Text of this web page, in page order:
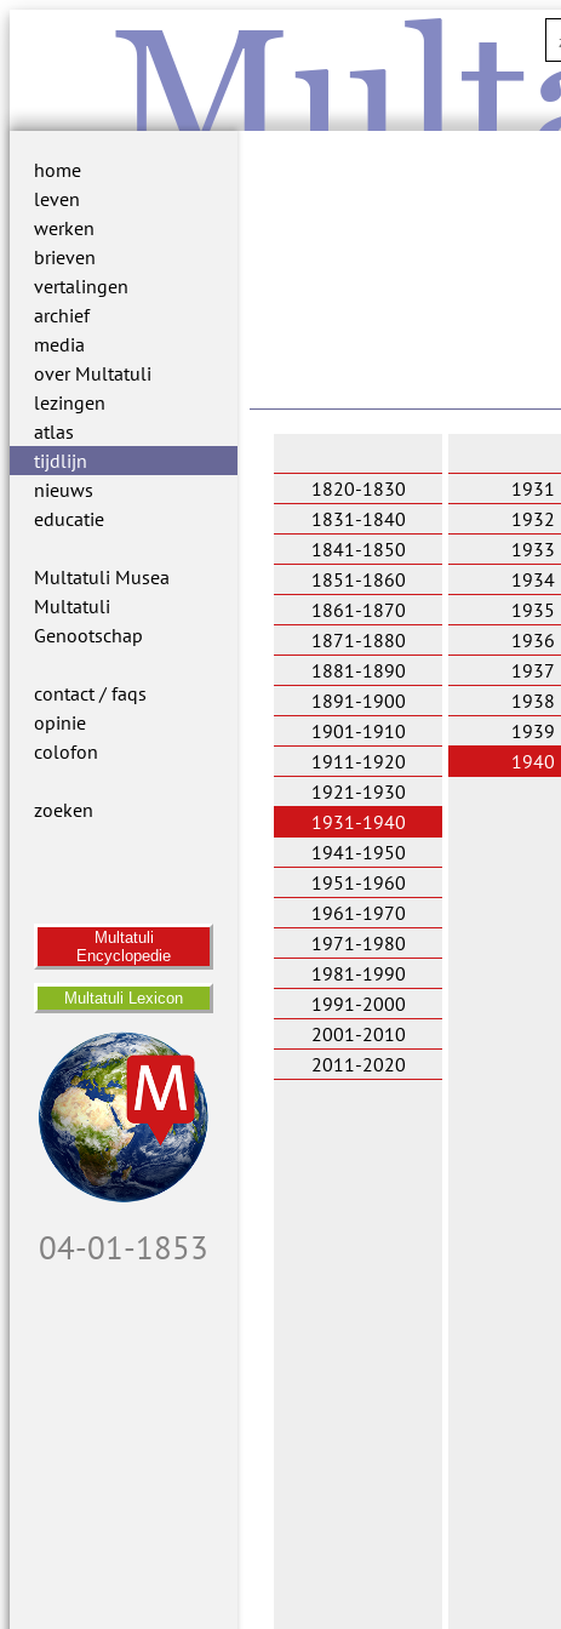
home
leven
werken
brieven
vertalingen
archief
media
over Multatuli
lezingen
atlas
tijdlijn
nieuws
educatie
Multatuli Musea
Multatuli
Genootschap
contact / faqs
opinie
colofon
zoeken
Multatuli
Encyclopedie
Multatuli Lexicon
04-01-1853
1820-1830
1831-1840
1841-1850
1851-1860
1861-1870
1871-1880
1881-1890
1891-1900
1901-1910
1911-1920
1921-1930
1931-1940
1941-1950
1951-1960
1961-1970
1971-1980
1981-1990
1991-2000
2001-2010
2011-2020
1931
1932
1933
1934
1935
1936
1937
1938
1939
1940